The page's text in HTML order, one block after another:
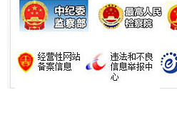
揭批美国五大"原罪"